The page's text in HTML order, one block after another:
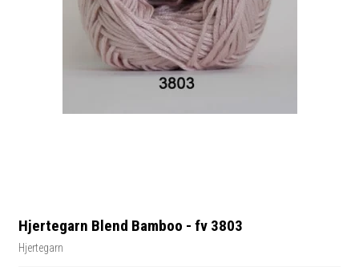
Hjertegarn Blend Bamboo - fv 3803
Hjertegarn